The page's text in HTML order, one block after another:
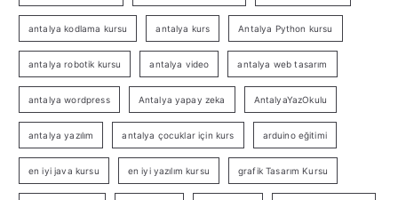
antalya kodlama kursu antalya kurs Antalya Python kursu
antalya robotik kursu antalya video antalya web tasarım
antalya wordpress Antalya yapay zeka AntalyaYazOkulu
antalya yazılım antalya çocuklar için kurs arduino eğitimi
en iyi java kursu en iyi yazılım kursu grafik Tasarım Kursu